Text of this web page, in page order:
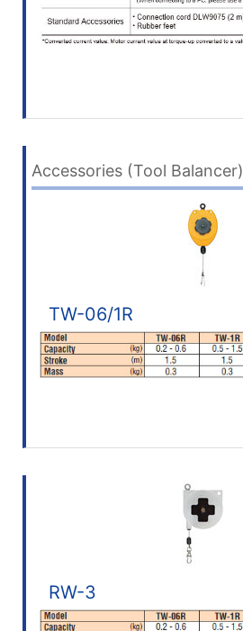
Accessories (Tool Balancer)
TW-06/1R
RW-3